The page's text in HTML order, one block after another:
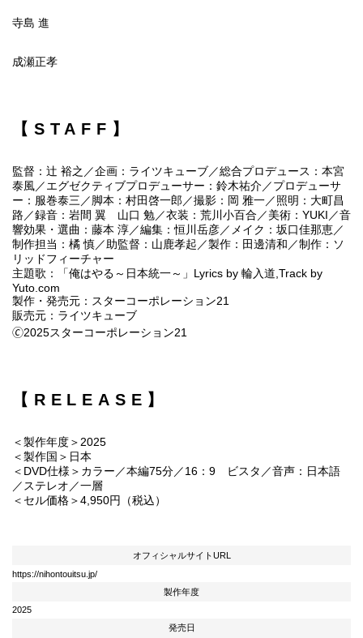
寺島 進
成瀬正孝
【STAFF】
監督：辻 裕之／企画：ライツキューブ／総合プロデュース：本宮
泰風／エグゼクティブプロデューサー：鈴木祐介／プロデューサ
ー：服巻泰三／脚本：村田啓一郎／撮影：岡 雅一／照明：大町昌
路／録音：岩間 翼 山口 勉／衣装：荒川小百合／美術：YUKI／音
響効果・選曲：藤本 淳／編集：恒川岳彦／メイク：坂口佳那恵／
制作担当：橘 慎／助監督：山鹿孝起／製作：田邊清和／制作：ソ
リッドフィーチャー
主題歌：「俺はやる～日本統一～」Lyrics by 輪入道,Track by
Yuto.com
製作・発売元：スターコーポレーション21
販売元：ライツキューブ
🄫2025スターコーポレーション21
【RELEASE】
＜製作年度＞2025
＜製作国＞日本
＜DVD仕様＞カラー／本編75分／16：9 ビスタ／音声：日本語
／ステレオ／一層
＜セル価格＞4,950円（税込）
オフィシャルサイトURL
https://nihontouitsu.jp/
製作年度
2025
発売日